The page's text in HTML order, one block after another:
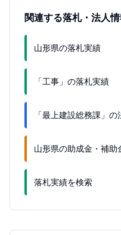
関連する落札・法人
山形県の落札実績
「工事」の落札実績
「最上建設総務課」の
山形県の助成金・補助
落札実績を検索